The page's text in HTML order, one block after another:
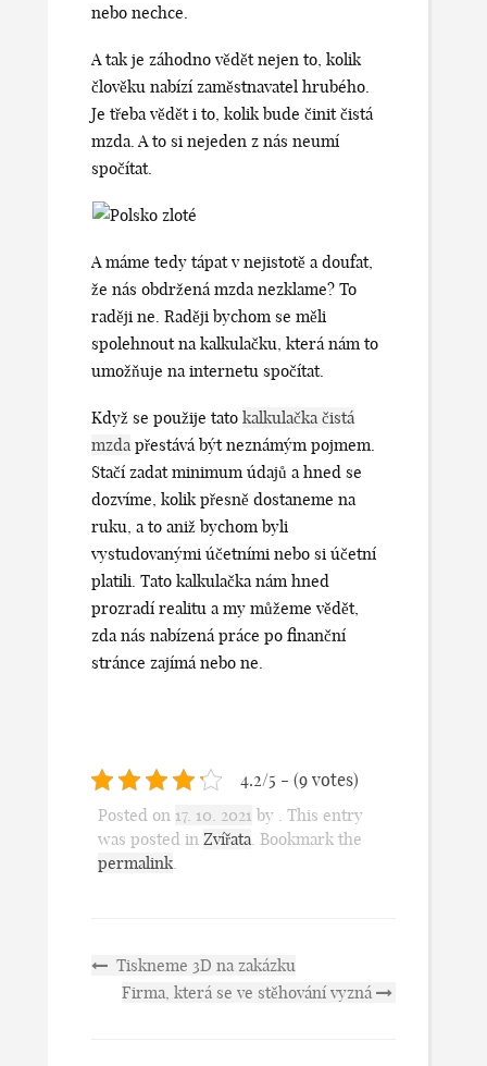
nebo nechce.
A tak je záhodno vědět nejen to, kolik
člověku nabízí zaměstnavatel hrubého.
Je třeba vědět i to, kolik bude činit čistá
mzda. A to si nejeden z nás neumí
spočítat.
A máme tedy tápat v nejistotě a doufat,
že nás obdržená mzda nezklame? To
raději ne. Raději bychom se měli
spolehnout na kalkulačku, která nám to
umožňuje na internetu spočítat.
Když se použije tato kalkulačka čistá
mzda přestává být neznámým pojmem.
Stačí zadat minimum údajů a hned se
dozvíme, kolik přesně dostaneme na
ruku, a to aniž bychom byli
vystudovanými účetními nebo si účetní
platili. Tato kalkulačka nám hned
prozradí realitu a my můžeme vědět,
zda nás nabízená práce po finanční
stránce zajímá nebo ne.
4.2/5 - (9 votes)
Posted on 17. 10. 2021 by
. This entry
was posted in Zvířata . Bookmark the
permalink
Tiskneme 3D na zakázku
Firma, která se ve stěhování vyzná